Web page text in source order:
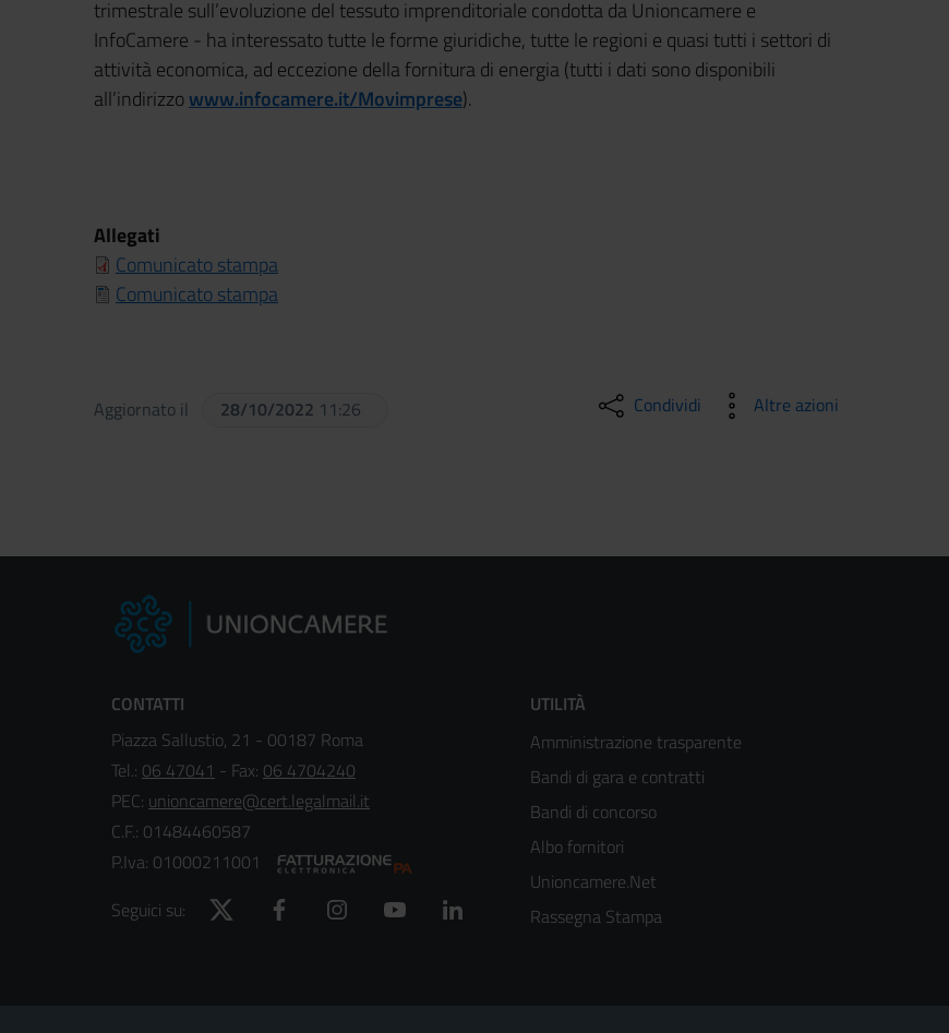
trimestrale sull’evoluzione del tessuto imprenditoriale condotta da Unioncamere e
InfoCamere - ha interessato tutte le forme giuridiche, tutte le regioni e quasi tutti i settori di
attività economica, ad eccezione della fornitura di energia (tutti i dati sono disponibili
all’indirizzowww.infocamere.it/Movimprese).
Allegati
Comunicato stampa
Comunicato stampa
Aggiornato il 28/10/2022 11:26 Condividi Altre azioni
CONTATTI
Piazza Sallustio, 21 - 00187 Roma
Tel.: 06 47041 - Fax: 06 4704240
PEC: unioncamere@cert.legalmail.it
C.F.: 01484460587
P.Iva: 01000211001
Seguici su:
Twitter Facebook Instagram YouTube
Footer
menù
colonna
2
UTILITÀ
Amministrazione trasparente
Bandi di gara e contratti
Bandi di concorso
Albo fornitori
Unioncamere.Net
Rassegna Stampa